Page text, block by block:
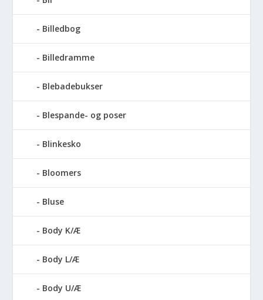
Billedbog
Billedramme
Blebadebukser
Blespande- og poser
Blinkesko
Bloomers
Bluse
Body K/Æ
Body L/Æ
Body U/Æ